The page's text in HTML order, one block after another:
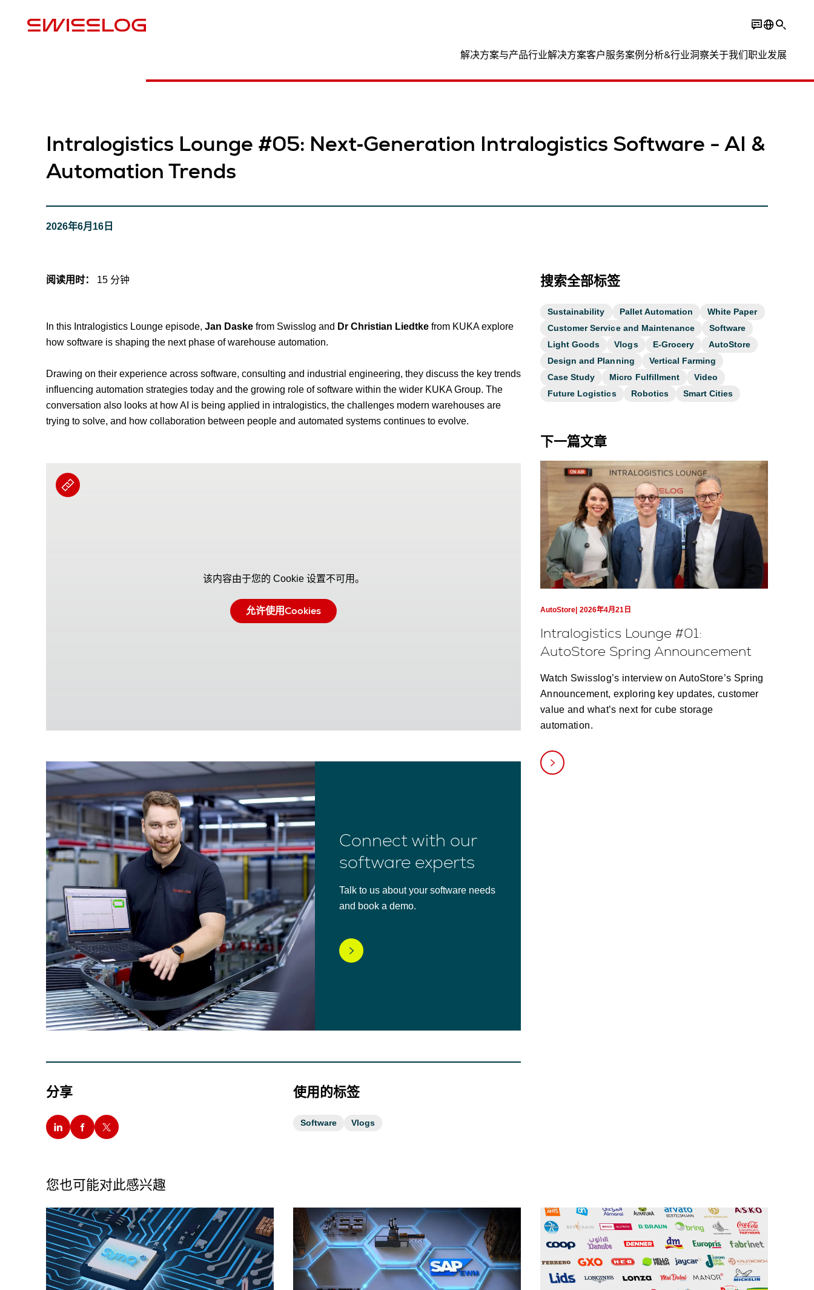
解决方案与产品行业解决方案客户服务案例分析&行业洞察关于我们职业发展
Intralogistics Lounge #05: Next‑Generation Intralogistics Software - AI &
Automation Trends
2026年6月16日
阅读用时： 15 分钟
In this Intralogistics Lounge episode, Jan Daske from Swisslog and Dr Christian Liedtke from KUKA explore
how software is shaping the next phase of warehouse automation.
Drawing on their experience across software, consulting and industrial engineering, they discuss the key trends
influencing automation strategies today and the growing role of software within the wider KUKA Group. The
conversation also looks at how AI is being applied in intralogistics, the challenges modern warehouses are
trying to solve, and how collaboration between people and automated systems continues to evolve.
该内容由于您的 Cookie 设置不可用。
允许使用Cookies
Connect with our
software experts
Talk to us about your software needs
and book a demo.
分享 使用的标签
Software Vlogs
搜索全部标签
Sustainability Pallet Automation
White Paper
Customer Service and Maintenance
Software
Light Goods
Vlogs E-Grocery
AutoStore
Design and Planning
Vertical Farming
Case Study
Micro Fulfillment
Video
Future Logistics
Robotics Smart Cities
下一篇文章
AutoStore 2026年4月21日
Intralogistics Lounge #01:
AutoStore Spring Announcement
Watch Swisslog’s interview on AutoStore’s Spring
Announcement, exploring key updates, customer
value and what’s next for cube storage
automation.
您也可能对此感兴趣